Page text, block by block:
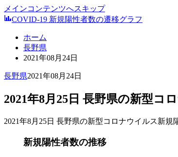
メインコンテンツへスキップ
COVID-19 新規陽性者数の遷移グラフ
ホーム
長野県
2021年08月24日
長野県2021年08月24日
2021年8月25日 長野県の新型コ
2021年8月25日 長野県の新型コロナウイルス新規
新規陽性者数の推移